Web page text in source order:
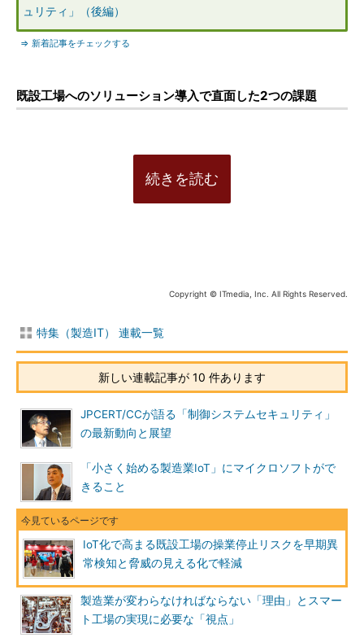
ュリティ」（後編）
⇒ 新着記事をチェックする
既設工場へのソリューション導入で直面した2つの課題
続きを読む
Copyright © ITmedia, Inc. All Rights Reserved.
特集（製造IT） 連載一覧
新しい連載記事が 10 件あります
JPCERT/CCが語る「制御システムセキュリティ」
の最新動向と展望
「小さく始める製造業IoT」にマイクロソフトがで
きること
IoT化で高まる既設工場の操業停止リスクを早期異
常検知と脅威の見える化で軽減
製造業が変わらなければならない「理由」とスマー
ト工場の実現に必要な「視点」